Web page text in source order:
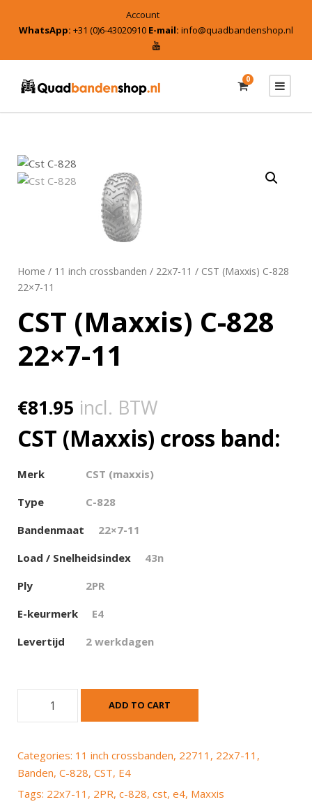
Account
WhatsApp: +31 (0)6-43020910 E-mail: info@quadbandenshop.nl
0
Home / 11 inch crossbanden / 22x7-11 / CST (Maxxis) C-828
22×7-11
CST (Maxxis) C-828
22×7-11
€81.95 incl. BTW
CST (Maxxis) cross band:
Merk
CST (maxxis)
Type
C-828
Bandenmaat
22×7-11
Load / Snelheidsindex
43n
Ply
2PR
E-keurmerk
E4
Levertijd
2 werkdagen
x
ADD TO CART
Categories: 11 inch crossbanden, 22711 , 22x7-11 ,
Banden, C-828, CST, E4
Tags: 22x7-11 , 2PR, c-828, cst, e4, Maxxis